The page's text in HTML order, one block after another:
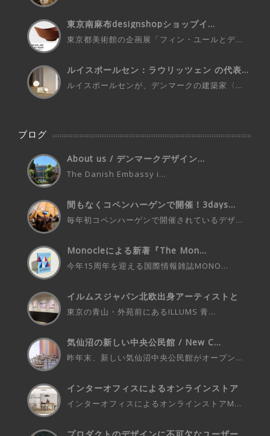
東京南麻布designshopショップイ...
東京都美術館の企画展「フィン・ユールとデ...
ルイスポールセン：ラウリッツェン の代表...
ルイスポールセンが、デンマークの建築家〈...
ブログ
About us / デンマークデザイン...
The Danish Embassy i...
間もなくコペンハーゲンで開催！3days...
毎年初コペンハーゲンで開催されているデザ...
Monocleによる新著『The Mon...
今年15周年を迎える国際情報雑誌MONO...
イルムスジャパン北欧出身アーティストと
の...
東京の青山・外苑前にあるILLUMS 青...
気仙沼の新しい中央公民館 / New C...
昨年末、新しい気仙沼中央公民館がオープン...
インターオフィスによるオンラインストア
インターオフィスによるオンラインストアM...